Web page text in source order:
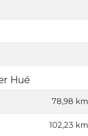
Hué
78,98 km
102,23 km